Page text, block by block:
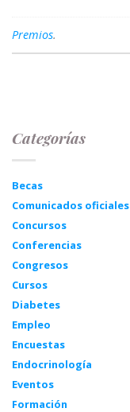
Premios.
Categorías
Becas
Comunicados oficiales
Concursos
Conferencias
Congresos
Cursos
Diabetes
Empleo
Encuestas
Endocrinología
Eventos
Formación